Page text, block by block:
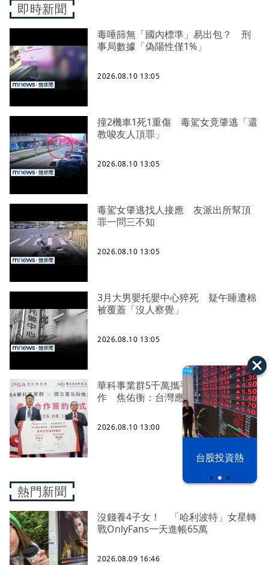
台股投資熱
即時新聞
毒唾篩無「國內標準」易出包？ 刑
事局數據「偽陽性僅1%」
2026.08.10 13:05
撞2機車1死1重傷 毒駕女竟肇逃「還
教唆友人頂罪」
2026.08.10 13:05
毒駕女肇逃找人接應 友派出所幫頂
罪一問三不知
2026.08.10 13:05
3月大男嬰托嬰中心猝死 疑午睡遭棉
被覆蓋「沒人察覺」
2026.08.10 13:05
華科事業群5千萬攜手北科大產學合
作 焦佑衡：台灣應吸引全球AI人才
2026.08.10 13:00
熱門新聞
沒錢養4子女！ 「哈利波特」女星轉
戰OnlyFans一天進帳65萬
2026.08.09 16:46